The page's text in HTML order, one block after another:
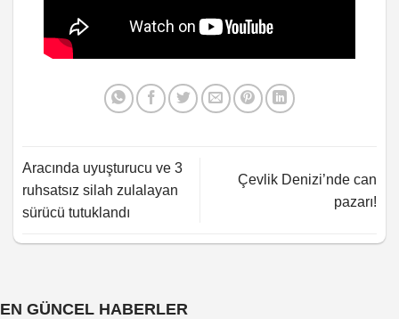
Aracında uyuşturucu ve 3
ruhsatsız silah zulalayan
sürücü tutuklandı
Çevlik Denizi’nde can
pazarı!
EN GÜNCEL HABERLER